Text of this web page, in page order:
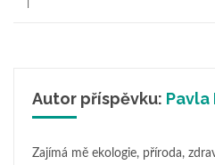
Autor příspěvku: Pavla
Zajímá mě ekologie, příroda,